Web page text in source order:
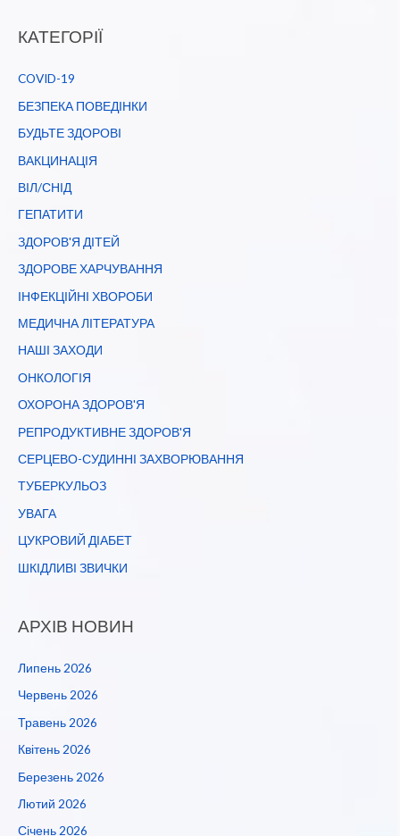
КАТЕГОРІЇ
COVID-19
БЕЗПЕКА ПОВЕДІНКИ
БУДЬТЕ ЗДОРОВІ
ВАКЦИНАЦІЯ
ВІЛ/СНІД
ГЕПАТИТИ
ЗДОРОВ'Я ДІТЕЙ
ЗДОРОВЕ ХАРЧУВАННЯ
ІНФЕКЦІЙНІ ХВОРОБИ
МЕДИЧНА ЛІТЕРАТУРА
НАШІ ЗАХОДИ
ОНКОЛОГІЯ
ОХОРОНА ЗДОРОВ'Я
РЕПРОДУКТИВНЕ ЗДОРОВ'Я
СЕРЦЕВО-СУДИННІ ЗАХВОРЮВАННЯ
ТУБЕРКУЛЬОЗ
УВАГА
ЦУКРОВИЙ ДІАБЕТ
ШКІДЛИВІ ЗВИЧКИ
АРХІВ НОВИН
Липень 2026
Червень 2026
Травень 2026
Квітень 2026
Березень 2026
Лютий 2026
Січень 2026